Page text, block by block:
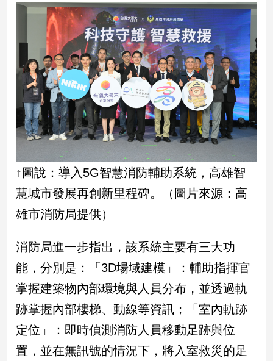
建
室
設
計
旅
遊/
美
食
座/
命
理
消
健
親
子/
感
情
藝
／
↑圖說：導入5G智慧消防輔助系統，高雄智
慧城市發展再創新里程碑。（圖片來源：高
雄市消防局提供）
消防局進一步指出，該系統主要有三大功
能，分別是：「3D場域建模」：輔助指揮官
掌握建築物內部環境與人員分布，並透過軌
跡掌握內部樓梯、動線等資訊；「室內軌跡
定位」：即時偵測消防人員移動足跡與位
置，並在無訊號的情況下，將入室救災的足